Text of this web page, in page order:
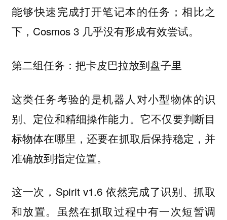
能够快速完成打开笔记本的任务；相比之
下，Cosmos 3 几乎没有形成有效尝试。
第二组任务：把卡皮巴拉放到盘子里
这类任务考验的是机器人对小型物体的识
别、定位和精细操作能力。它不仅要判断目
标物体在哪里，还要在抓取后保持稳定，并
准确放到指定位置。
这一次，Spirit v1.6 依然完成了识别、抓取
和放置。虽然在抓取过程中有一次短暂调